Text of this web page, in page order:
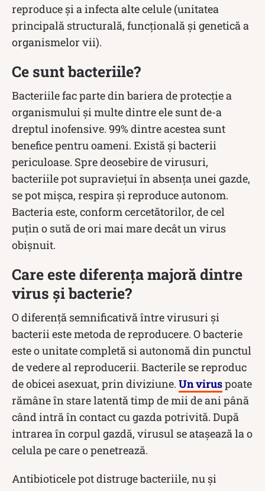
reproduce și a infecta alte celule (unitatea
principală structurală, funcțională și genetică a
organismelor vii).
Ce sunt bacteriile?
Bacteriile fac parte din bariera de protecție a
organismului și multe dintre ele sunt de-a
dreptul inofensive. 99% dintre acestea sunt
benefice pentru oameni. Există și bacterii
periculoase. Spre deosebire de virusuri,
bacteriile pot supraviețui în absența unei gazde,
se pot mișca, respira și reproduce autonom.
Bacteria este, conform cercetătorilor, de cel
puțin o sută de ori mai mare decât un virus
obișnuit.
Care este diferența majoră dintre
virus și bacterie?
O diferență semnificativă între virusuri și
bacterii este metoda de reproducere. O bacterie
este o unitate completă si autonomă din punctul
de vedere al reproducerii. Bacterile se reproduc
de obicei asexuat, prin diviziune. Un viruspoate
rămâne în stare latentă timp de mii de ani până
când intră în contact cu gazda potrivită. După
intrarea în corpul gazdă, virusul se atașează la o
celula pe care o penetrează.
Antibioticele pot distruge bacteriile, nu și